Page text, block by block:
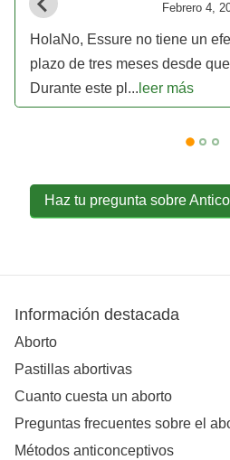
Febrero 4,
HolaNo, Essure no tiene un
plazo de tres meses desde
Durante este pl... leer más
Haz tu pregunta sobre
Información destacada
Aborto
Pastillas abortivas
Cuanto cuesta un aborto
Preguntas frecuentes sobre el
Métodos anticonceptivos